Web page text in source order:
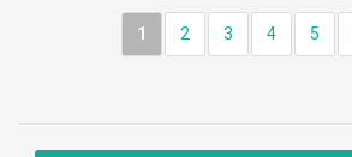
1 2 3 4 5